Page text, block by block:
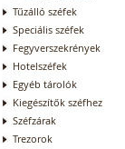
Tűzálló széfek
Speciális széfek
Fegyverszekrények
Hotelszéfek
Egyéb tárolók
Kiegészítők széfhez
Széfzárak
Trezorok